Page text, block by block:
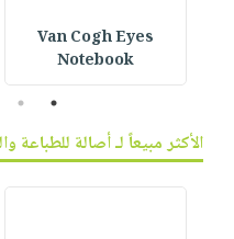
Van Cogh Eyes
Notebook
1
2
الأكثر مبيعاً لـ أصالة للطباعة